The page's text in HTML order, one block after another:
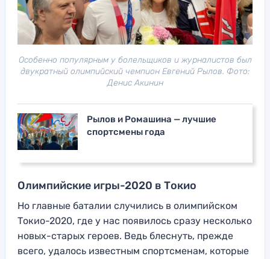
Особенно популярным у болельщиков и журналистов был
двукратный олимпийский чемпион Евгений Рылов. Фото:
Денис Акинин
Рылов и Ромашина — лучшие
спортсмены года
Олимпийские игры-2020 в Токио
Но главные баталии случились в олимпийском
Токио-2020, где у нас появилось сразу несколько
новых-старых героев. Ведь блеснуть, прежде
всего, удалось известным спортсменам, которые